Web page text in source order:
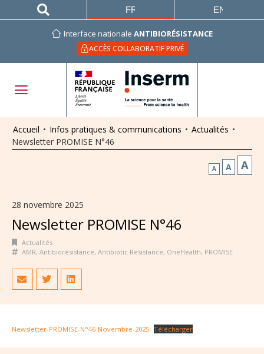
Interface nationale ANTIBIORÉSISTANCE
ACCÈS COLLABORATIF PRIVÉ
FRANÇAIS ENGLISH
Accueil • Infos pratiques & communications • Actualités •
Newsletter PROMISE N°46
A A A
28 novembre 2025
Newsletter PROMISE N°46
Actualités
AMR, Antibiorésistance, Antibiotic Resistance, OneHealth, PROMISE
Newsletter-PROMISE-N°46-Novembre-2025 Télécharger